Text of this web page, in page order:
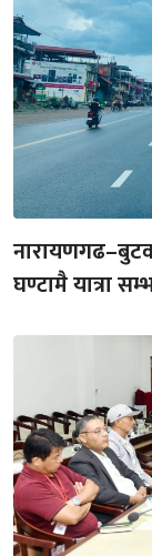
घण्टामै यात्रा